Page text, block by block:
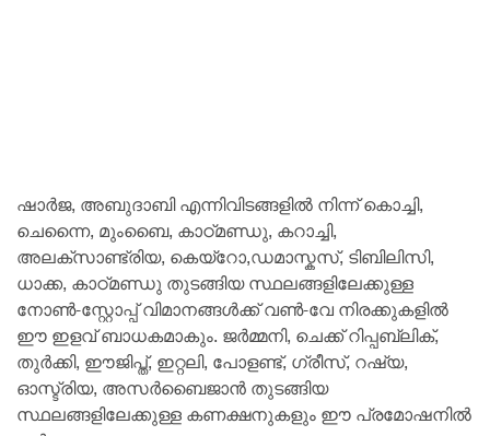
ഷാർജ, അബുദാബി എന്നിവിടങ്ങളിൽ നിന്ന് കൊച്ചി,
ചെന്നൈ, മുംബൈ, കാഠ്മണ്ഡു, കറാച്ചി,
അലക്സാണ്ട്രിയ, കെയ്‌റോ,ഡമാസ്കസ്, ടിബിലിസി,
ധാക്ക, കാഠ്മണ്ഡു തുടങ്ങിയ സ്ഥലങ്ങളിലേക്കുള്ള
നോൺ-സ്റ്റോപ്പ് വിമാനങ്ങൾക്ക് വൺ-വേ നിരക്കുകളിൽ
ഈ ഇളവ് ബാധകമാകും. ജർമ്മനി, ചെക്ക് റിപ്പബ്ലിക്,
തുർക്കി, ഈജിപ്ത്, ഇറ്റലി, പോളണ്ട്, ഗ്രീസ്, റഷ്യ,
ഓസ്ട്രിയ, അസർബൈജാൻ തുടങ്ങിയ
സ്ഥലങ്ങളിലേക്കുള്ള കണക്ഷനുകളും ഈ പ്രമോഷനിൽ